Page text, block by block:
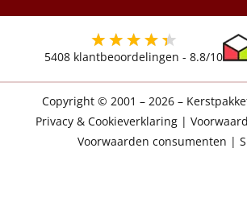
5408 klantbeoordelingen - 8.8/10
Copyright © 2001 – 2026 –
Privacy & Cookieverklaring|
Voorwaarden consumenten |